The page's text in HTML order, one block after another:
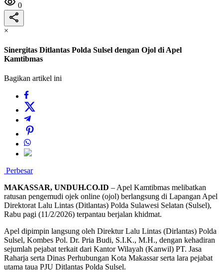
0
×
Sinergitas Ditlantas Polda Sulsel dengan Ojol di Apel
Kamtibmas
Bagikan artikel ini
Perbesar
MAKASSAR, UNDUH.CO.ID – Apel Kamtibmas melibatkan
ratusan pengemudi ojek online (ojol) berlangsung di Lapangan Apel
Direktorat Lalu Lintas (Ditlantas) Polda Sulawesi Selatan (Sulsel),
Rabu pagi (11/2/2026) terpantau berjalan khidmat.
Apel dipimpin langsung oleh Direktur Lalu Lintas (Dirlantas) Polda
Sulsel, Kombes Pol. Dr. Pria Budi, S.I.K., M.H., dengan kehadiran
sejumlah pejabat terkait dari Kantor Wilayah (Kanwil) PT. Jasa
Raharja serta Dinas Perhubungan Kota Makassar serta lara pejabat
utama taua PJU Ditlantas Polda Sulsel.